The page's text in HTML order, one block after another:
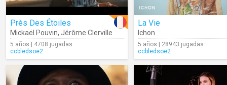
Près Des Étoiles
Mickaël Pouvin, Jérôme Clerville
5 años | 4708 jugadas
ccbledsoe2
La Vie
Ichon
5 años | 28943 jugadas
ccbledsoe2